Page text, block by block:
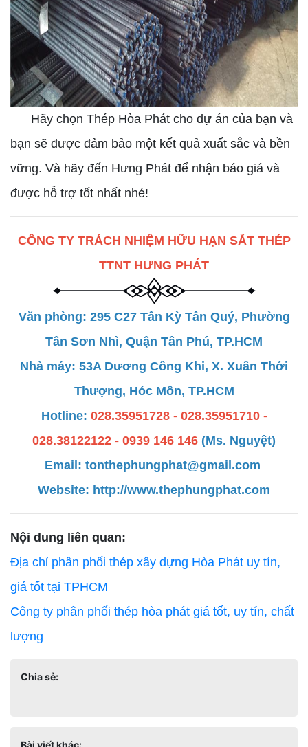
Hãy chọn Thép Hòa Phát cho dự án của bạn và
bạn sẽ được đảm bảo một kết quả xuất sắc và bền
vững. Và hãy đến Hưng Phát để nhận báo giá và
được hỗ trợ tốt nhất nhé!
CÔNG TY TRÁCH NHIỆM HỮU HẠN SẮT THÉP
TTNT HƯNG PHÁT
Văn phòng: 295 C27 Tân Kỳ Tân Quý, Phường
Tân Sơn Nhì, Quận Tân Phú, TP.HCM
Nhà máy: 53A Dương Công Khi, X. Xuân Thới
Thượng, Hóc Môn, TP.HCM
Hotline: 028.35951728 - 028.35951710 -
028.38122122 - 0939 146 146 (Ms. Nguyệt)
Email: tonthephungphat@gmail.com
Website: http://www.thephungphat.com
Nội dung liên quan:
Địa chỉ phân phối thép xây dựng Hòa Phát uy tín,
giá tốt tại TPHCM
Công ty phân phối thép hòa phát giá tốt, uy tín, chất
lượng
Chia sẻ:
Bài viết khác: